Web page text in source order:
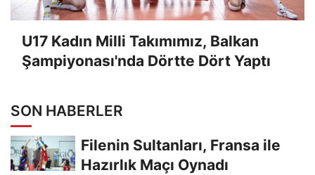
U17 Kadın Milli Takımımız, Balkan
Şampiyonası'nda Dörtte Dört Yaptı
SON HABERLER
Filenin Sultanları, Fransa ile
Hazırlık Maçı Oynadı